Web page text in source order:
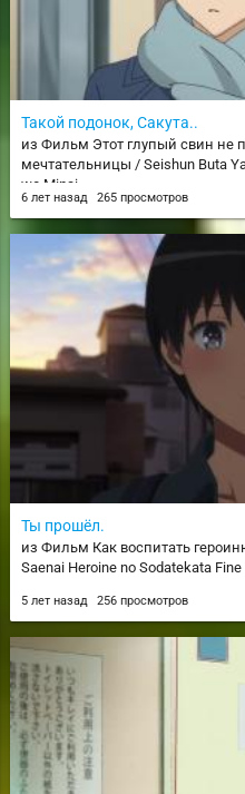
Такой подонок, Сакута..
из Фильм Этот глупый свин не
мечтательницы / Seishun Buta
wo Minai
6 лет назад 265 просмотров
Ты прошёл.
из Фильм Как воспитать
Saenai Heroine no Sodatekata Fine
5 лет назад 256 просмотров